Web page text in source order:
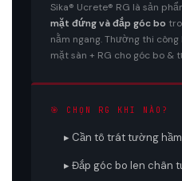
Sika® Ucrete® RG là sản
mặt đứng và đắp góc bo
nằm ngang. Thường thi công
mặt sàn + RG cho góc bo &
🎯 CHỌN RG KHI NÀO?
▸ Cần tô trát tường
▸ Đắp góc bo len chân